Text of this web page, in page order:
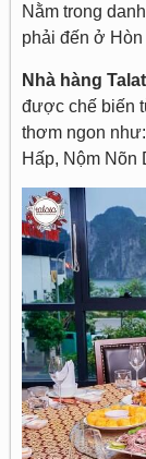
Nằm trong
phải đến ở Hòn
Nhà hàng
được chế biến
thơm ngon
Hấp, Nộm